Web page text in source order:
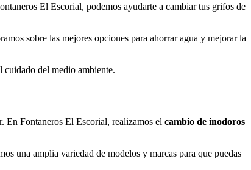
El Escorial, podemos ayudarte a cambiar tus grifos de
sobre las mejores opciones para ahorrar agua y mejorar la
cuidado del medio ambiente.
En Fontaneros El Escorial, realizamos el cambio de inodoros
una amplia variedad de modelos y marcas para que puedas